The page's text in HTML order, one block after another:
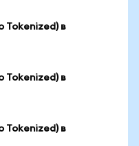
Tokenized) в
Tokenized) в
Tokenized) в